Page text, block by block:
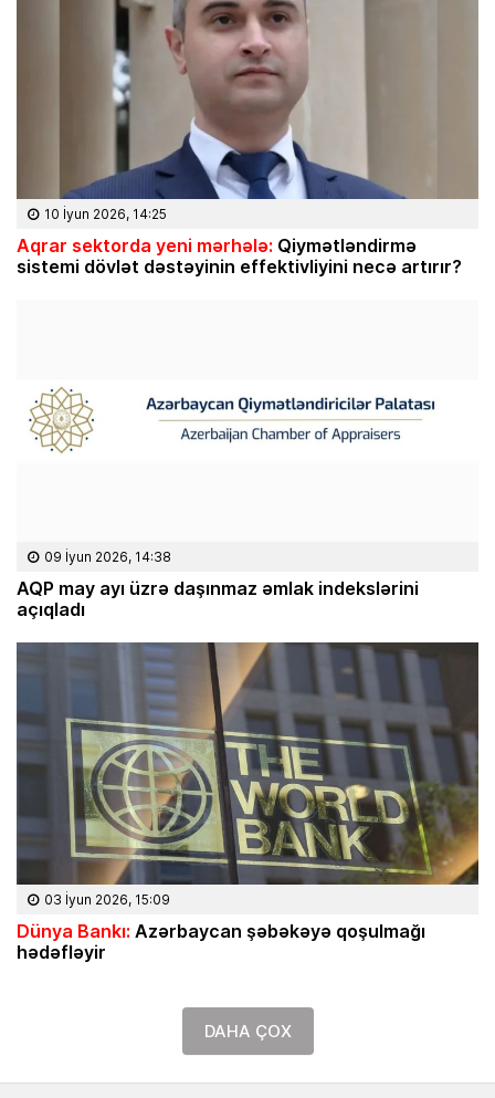
10 İyun 2026, 14:25
Aqrar sektorda yeni mərhələ: Qiymətləndirmə
sistemi dövlət dəstəyinin effektivliyini necə artırır?
09 İyun 2026, 14:38
AQP may ayı üzrə daşınmaz əmlak indekslərini
açıqladı
03 İyun 2026, 15:09
Dünya Bankı: Azərbaycan şəbəkəyə qoşulmağı
hədəfləyir
DAHA ÇOX